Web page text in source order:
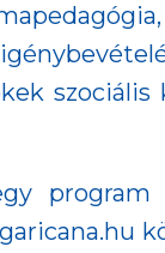
szociális